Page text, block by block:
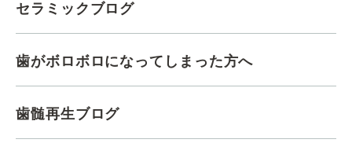
セラミックブログ
歯がボロボロになってしまった方へ
歯髄再生ブログ